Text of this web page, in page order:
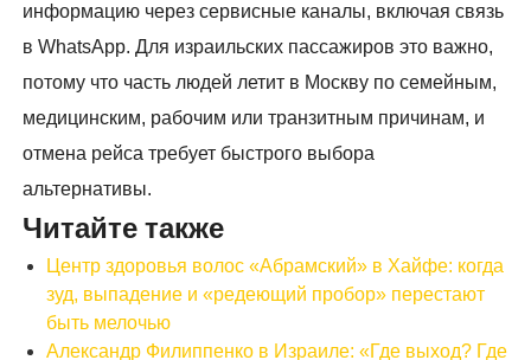
информацию через сервисные каналы, включая связь
в WhatsApp. Для израильских пассажиров это важно,
потому что часть людей летит в Москву по семейным,
медицинским, рабочим или транзитным причинам, и
отмена рейса требует быстрого выбора
альтернативы.
Читайте также
Центр здоровья волос «Абрaмский» в Хайфе: когда
зуд, выпадение и «редеющий пробор» перестают
быть мелочью
Александр Филиппенко в Израиле: «Где выход? Где